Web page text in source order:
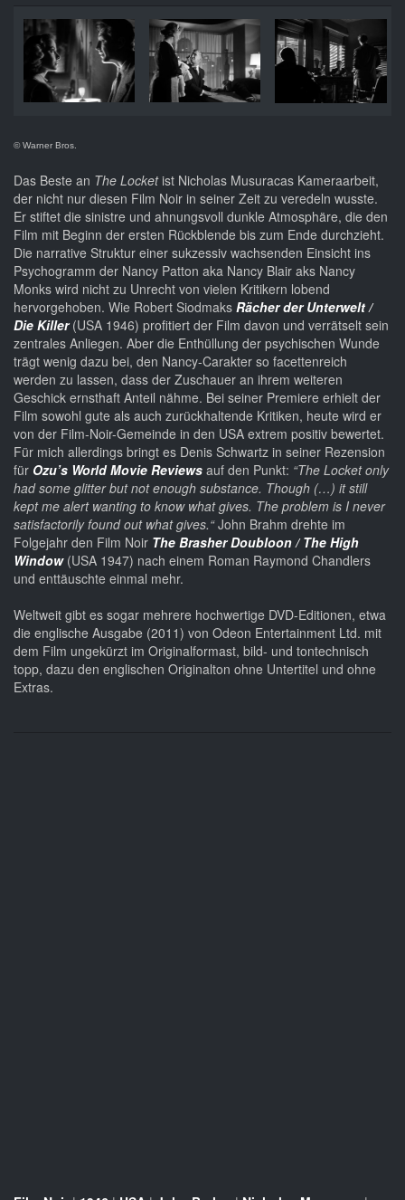
© Warner Bros.
Das Beste an The Locketist Nicholas Musuracas Kameraarbeit,
der nicht nur diesen Film Noir in seiner Zeit zu veredeln wusste.
Er stiftet die sinistre und ahnungsvoll dunkle Atmosphäre, die den
Film mit Beginn der ersten Rückblende bis zum Ende durchzieht.
Die narrative Struktur einer sukzessiv wachsenden Einsicht ins
Psychogramm der Nancy Patton aka Nancy Blair aks Nancy
Monks wird nicht zu Unrecht von vielen Kritikern lobend
hervorgehoben. Wie Robert Siodmaks Rächer der Unterwelt /
Die Killer(USA 1946) profitiert der Film davon und verrätselt sein
zentrales Anliegen. Aber die Enthüllung der psychischen Wunde
trägt wenig dazu bei, den Nancy-Carakter so facettenreich
werden zu lassen, dass der Zuschauer an ihrem weiteren
Geschick ernsthaft Anteil nähme. Bei seiner Premiere erhielt der
Film sowohl gute als auch zurückhaltende Kritiken, heute wird er
von der Film-Noir-Gemeinde in den USA extrem positiv bewertet.
Für mich allerdings bringt es Denis Schwartz in seiner Rezension
für Ozu’s World Movie Reviews auf den Punkt: “The Locketonly
had some glitter but not enough substance. Though (…) it still
kept me alert wanting to know what gives. The problem is I never
satisfactorily found out what gives.“John Brahm drehte im
Folgejahr den Film Noir The Brasher Doubloon / The High
Window(USA 1947) nach einem Roman Raymond Chandlers
und enttäuschte einmal mehr.
Weltweit gibt es sogar mehrere hochwertige DVD-Editionen, etwa
die englische Ausgabe (2011) von Odeon Entertainment Ltd. mit
dem Film ungekürzt im Originalformast, bild- und tontechnisch
topp, dazu den englischen Originalton ohne Untertitel und ohne
Extras.